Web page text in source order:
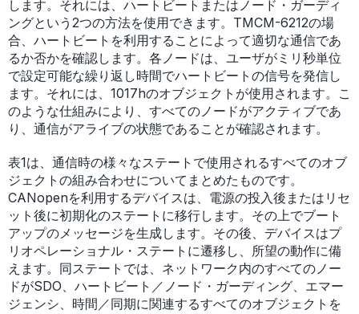
します。それには、ハートビートまたはノード・ガーディ
ングという2つの方法を使用できます。TMCM-6212の場
合、ハートビートを利用することによって適切な通信であ
るか否かを確認します。各ノードは、ユーザがミリ秒単位
で設定可能な繰り返し時間でハートビートの信号を発信し
ます。それには、1017hのオブジェクトが使用されます。こ
のような仕組みにより、すべてのノードがアクティブであ
り、通信がアライブの状態であることが確認されます。
表1は、通信時の様々なステートで使用されるすべてのオブ
ジェクトの組み合わせについてまとめたものです。
CANopenを利用するデバイスは、電源の投入後またはリセ
ット後に初期化のステートに移行します。その上でブート
アップのメッセージを生成します。その後、デバイスはプ
リオペレーショナル・ステートに遷移し、所望の動作に備
えます。同ステートでは、ネットワーク内のすべてのノー
ドがSDO、ハートビート／ノード・ガーディング、エマー
ジェンシ、時間／同期に関連するすべてのオブジェクトを